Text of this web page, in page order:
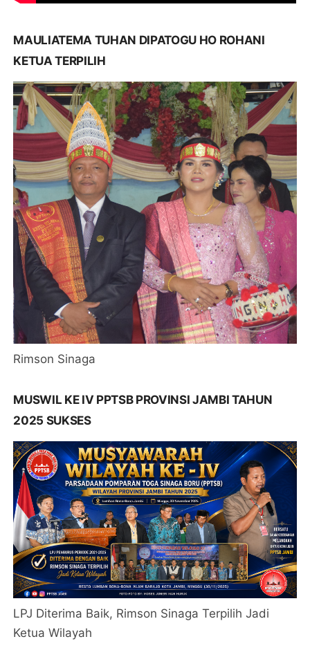
MAULIATEMA TUHAN DIPATOGU HO ROHANI
KETUA TERPILIH
Rimson Sinaga
MUSWIL KE IV PPTSB PROVINSI JAMBI TAHUN
2025 SUKSES
LPJ Diterima Baik, Rimson Sinaga Terpilih Jadi
Ketua Wilayah